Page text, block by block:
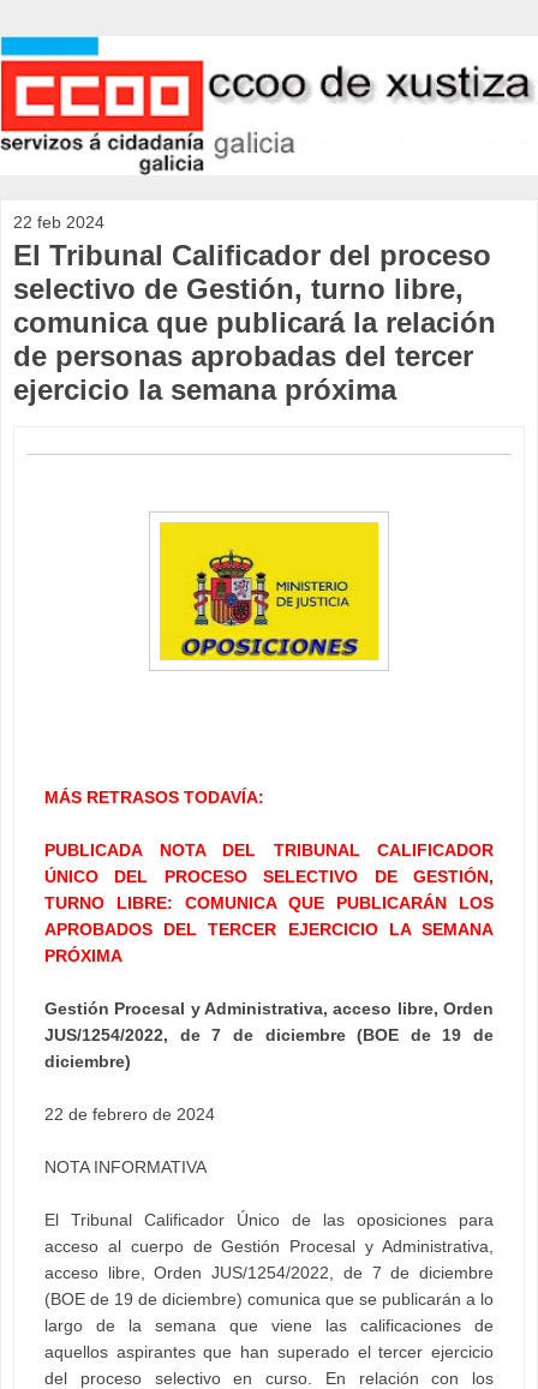
22 feb 2024
El Tribunal Calificador del proceso
selectivo de Gestión, turno libre,
comunica que publicará la relación
de personas aprobadas del tercer
ejercicio la semana próxima
MÁS RETRASOS TODAVÍA:
PUBLICADA NOTA DEL TRIBUNAL CALIFICADOR
ÚNICO DEL PROCESO SELECTIVO DE GESTIÓN,
TURNO LIBRE: COMUNICA QUE PUBLICARÁN LOS
APROBADOS DEL TERCER EJERCICIO LA SEMANA
PRÓXIMA
Gestión Procesal y Administrativa, acceso libre, Orden
JUS/1254/2022, de 7 de diciembre (BOE de 19 de
diciembre)
22 de febrero de 2024
NOTA INFORMATIVA
El Tribunal Calificador Único de las oposiciones para
acceso al cuerpo de Gestión Procesal y Administrativa,
acceso libre, Orden JUS/1254/2022, de 7 de diciembre
(BOE de 19 de diciembre) comunica que se publicarán a lo
largo de la semana que viene las calificaciones de
aquellos aspirantes que han superado el tercer ejercicio
del proceso selectivo en curso. En relación con los